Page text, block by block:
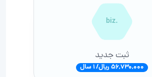
.biz
ثبت جدید
56,730,000 ریال/ 1 سال